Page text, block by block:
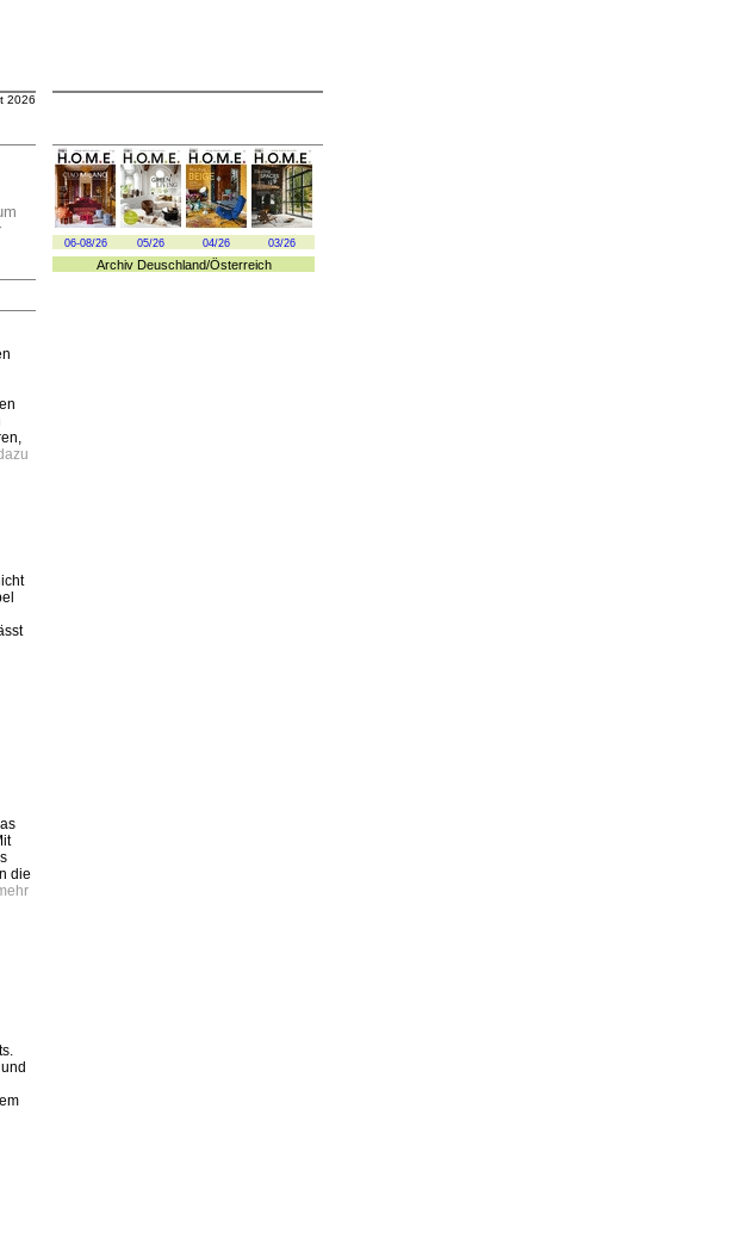
2026
06-08/26 05/26 04/26 03/26
Archiv Deuschland/Österreich
die